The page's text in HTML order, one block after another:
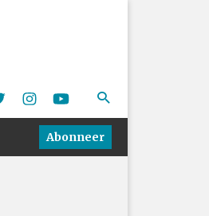
Abonneer